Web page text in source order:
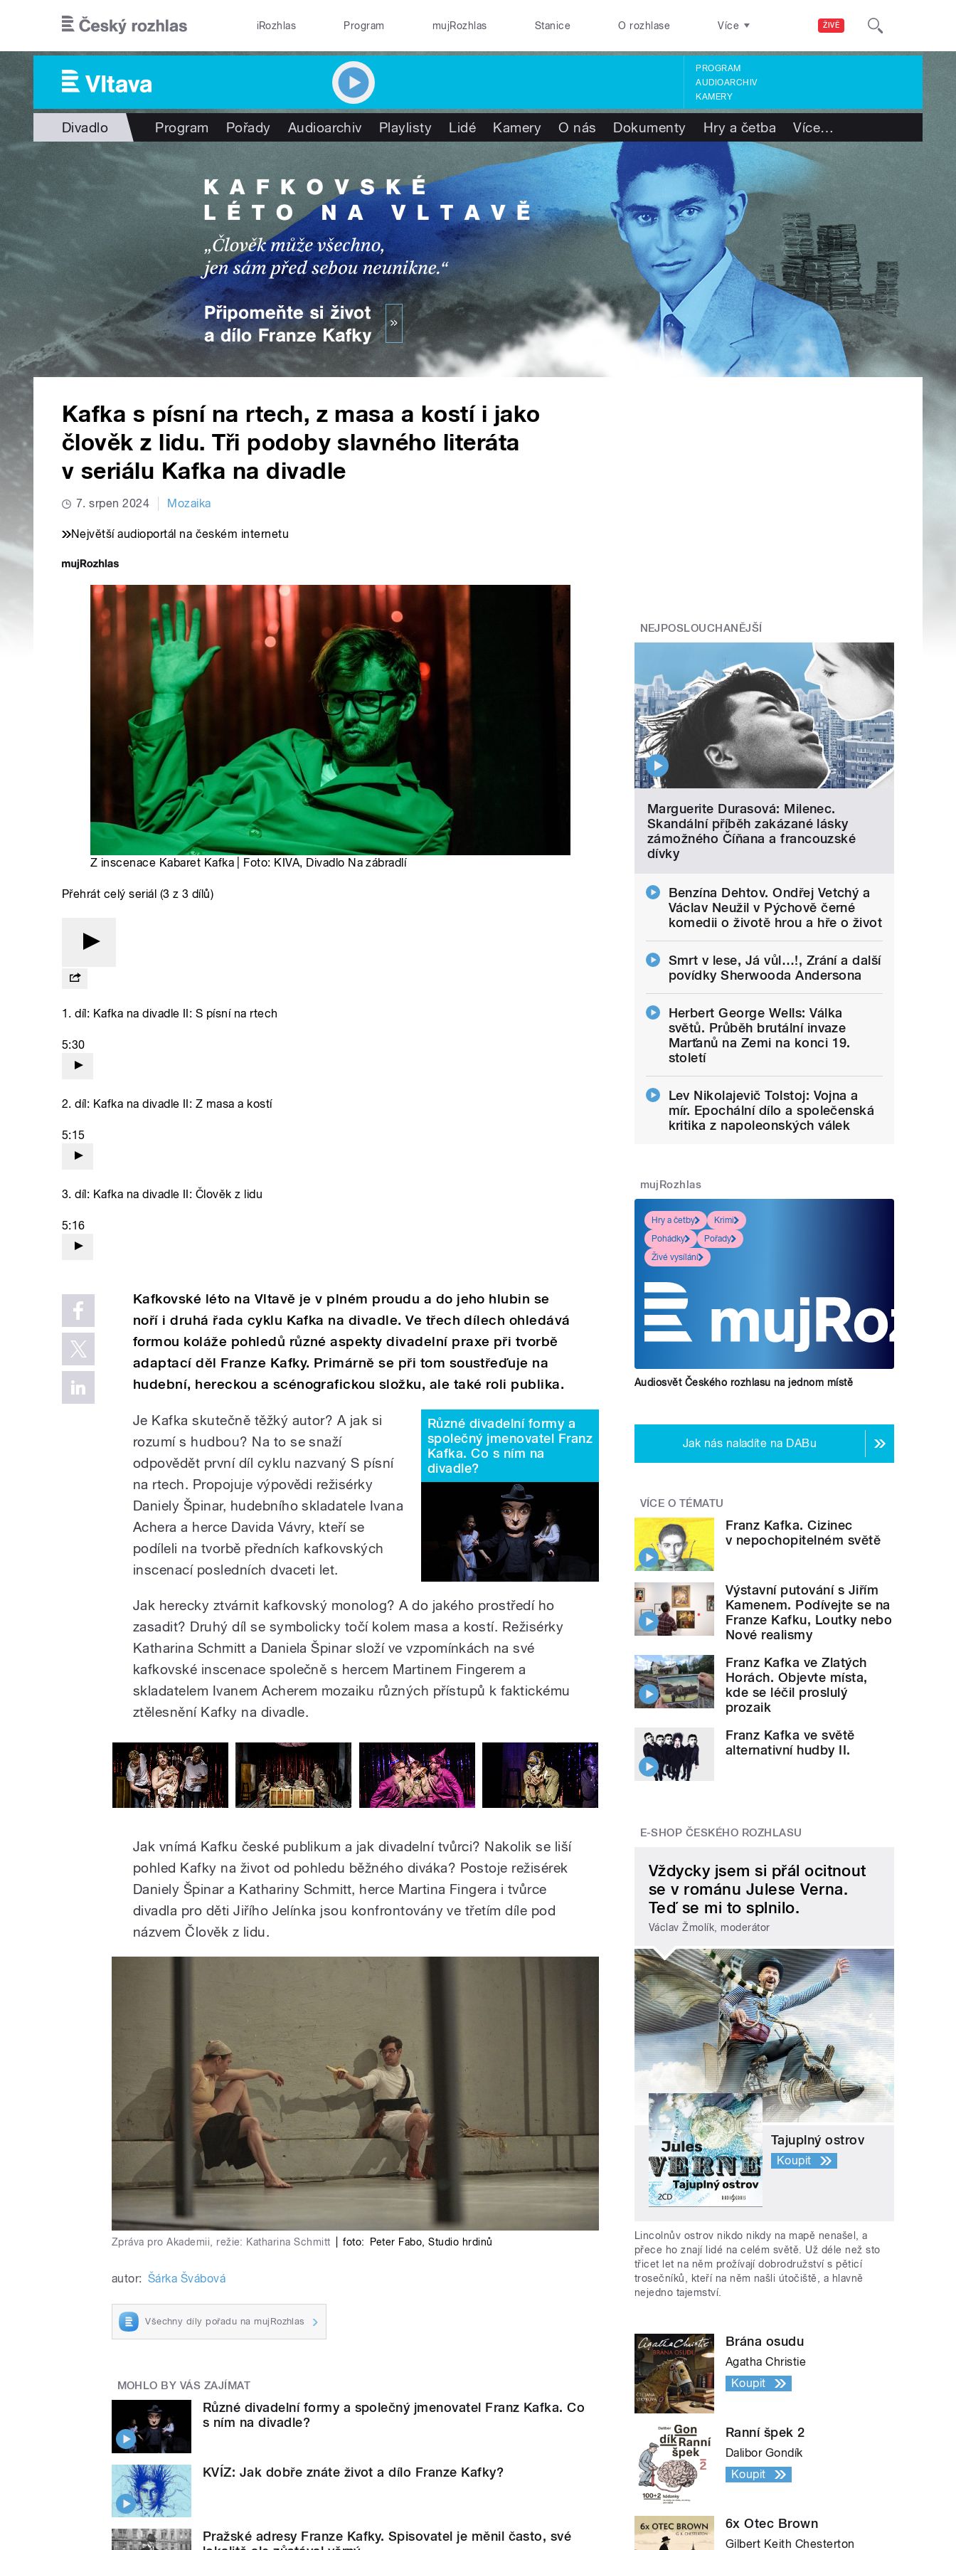
ŽIVĚ
iRozhlas Program mujRozhlas Stanice O rozhlase Více
PROGRAM
AUDIOARCHIV
KAMERY
Divadlo Program Pořady Audioarchiv Playlisty Lidé Kamery O nás Dokumenty Hry a četba Více…
Kafka s písní na rtech, z masa a kostí i jako
člověk z lidu. Tři podoby slavného literáta
v seriálu Kafka na divadle
7. srpen 2024 Mozaika
Největší audioportál na českém internetu
Z inscenace Kabaret Kafka | Foto: KIVA, Divadlo Na zábradlí
Přehrát celý seriál (3 z 3 dílů)
1. díl: Kafka na divadle II: S písní na rtech
5:30
2. díl: Kafka na divadle II: Z masa a kostí
5:15
3. díl: Kafka na divadle II: Člověk z lidu
5:16
Kafkovské léto na Vltavě je v plném proudu a do jeho hlubin se
noří i druhá řada cyklu Kafka na divadle. Ve třech dílech ohledává
formou koláže pohledů různé aspekty divadelní praxe při tvorbě
adaptací děl Franze Kafky. Primárně se při tom soustřeďuje na
hudební, hereckou a scénografickou složku, ale také roli publika.
Různé divadelní formy a
společný jmenovatel Franz
Kafka. Co s ním na
divadle?
Je Kafka skutečně těžký autor? A jak si
rozumís hudbou? Na to se snaží
odpovědět první díl cyklu nazvaný S písní
na rtech. Propojuje výpovědi režisérky
Daniely Špinar, hudebního skladatele Ivana
Achera a herce Davida Vávry, kteří se
podíleli na tvorbě předních kafkovských
inscenací posledních dvaceti let.
Jak herecky ztvárnit kafkovský monolog? A do jakého prostředího
zasadit? Druhý díl se symbolicky točí kolem masa a kostí. Režisérky
Katharina Schmitt a Daniela Špinar složí ve vzpomínkách na své
kafkovské inscenace společně s hercem Martinem Fingerem a
skladatelem Ivanem Acherem mozaiku různých přístupů k faktickému
ztělesnění Kafky na divadle.
Jak vnímá Kafku české publikum a jak divadelní tvůrci? Nakolik se liší
pohled Kafky na život od pohledu běžného diváka? Postoje režisérek
Daniely Špinar a Kathariny Schmitt, herce Martina Fingera i tvůrce
divadla pro děti Jiřího Jelínka jsou konfrontovány ve třetím díle pod
názvem Člověk z lidu.
Zpráva pro Akademii, režie: Katharina Schmitt foto: Peter Fabo,Studio hrdinů
autor: Šárka Švábová
Všechny díly pořadu na mujRozhlas
MOHLO BY VÁS ZAJÍMAT
Různé divadelní formy a společný jmenovatel Franz Kafka. Co
s ním na divadle?
KVÍZ: Jak dobře znáte život a dílo Franze Kafky?
Pražské adresy Franze Kafky. Spisovatel je měnil často, své
NEJPOSLOUCHANĚJŠÍ
Marguerite Durasová: Milenec.
Skandální příběh zakázané lásky
zámožného Číňana a francouzské
dívky
Benzína Dehtov. Ondřej Vetchý a
Václav Neužil v Pýchově černé
komedii o životě hrou a hře o život
Smrt v lese, Já vůl…!, Zrání a další
povídky Sherwooda Andersona
Herbert George Wells: Válka
světů. Průběh brutální invaze
Marťanů na Zemi na konci 19.
století
Lev Nikolajevič Tolstoj: Vojna a
mír. Epochální dílo a společenská
kritika z napoleonských válek
mujRozhlas
Hry a četby
Krimi
Pohádky
Pořady
Živé vysílání
Audiosvět Českého rozhlasu na jednom místě
Jak nás naladíte na DABu
VÍCE O TÉMATU
Franz Kafka. Cizinec
v nepochopitelném světě
Výstavní putování s Jiřím
Kamenem. Podívejte se na
Franze Kafku, Loutky nebo
Nové realismy
Franz Kafka ve Zlatých
Horách. Objevte místa,
kde se léčil proslulý
prozaik
Franz Kafka ve světě
alternativní hudby II.
E-SHOP ČESKÉHO ROZHLASU
Vždycky jsem si přál ocitnout
se v románu Julese Verna.
Teď se mi to splnilo.
Václav Žmolík, moderátor
Tajuplný ostrov
Koupit
Lincolnův ostrov nikdo nikdy na mapě nenašel, a
přece ho znají lidé na celém světě. Už déle než sto
třicet let na něm prožívají dobrodružství s pěticí
trosečníků, kteří na něm našli útočiště, a hlavně
nejedno tajemství.
Brána osudu
Agatha Christie
Koupit
Ranní špek 2
Dalibor Gondík
Koupit
6x Otec Brown
Gilbert Keith Chesterton